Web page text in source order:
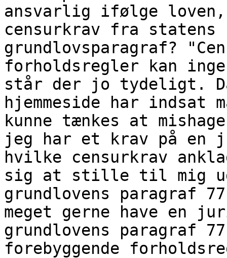
ansvarlig ifølge
censurkrav fra statens
grundlovsparagraf?
forholdsregler kan
står der jo tydeligt.
hjemmeside har indsat
kunne tænkes at
jeg har et krav på en
hvilke censurkrav
sig at stille til mig
grundlovens paragraf
meget gerne have en
grundlovens paragraf
forebyggende